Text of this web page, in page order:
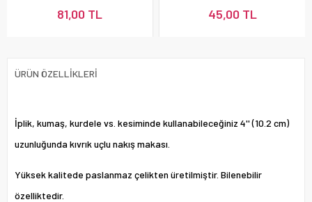
81,00 TL 45,00 TL
ÜRÜN ÖZELLIKLERI
İplik, kumaş, kurdele vs. kesiminde kullanabileceğiniz 4'' (10.2 cm)
uzunluğunda kıvrık uçlu nakış makası.
Yüksek kalitede paslanmaz çelikten üretilmiştir. Bilenebilir
özelliktedir.